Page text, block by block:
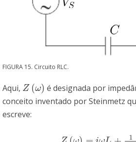
FIGURA 15. Circuito RLC.
Aqui, Z (ω)
Z( ω)
é designada por
conceito inventado por Steinmetz
escreve:
1